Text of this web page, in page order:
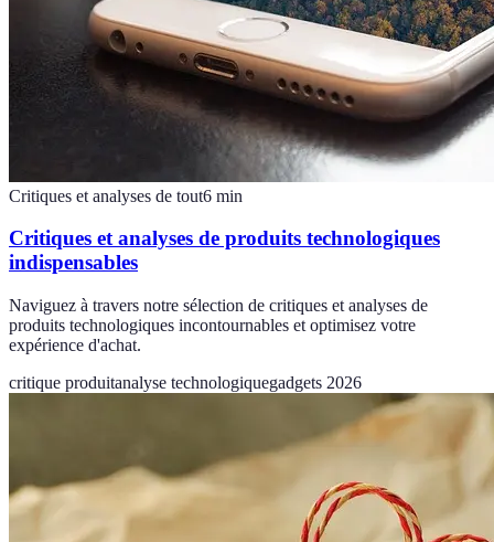
Critiques et analyses de tout6 min
Critiques et analyses de produits technologiques
indispensables
Naviguez à travers notre sélection de critiques et analyses de
produits technologiques incontournables et optimisez votre
expérience d'achat.
critique produitanalyse technologiquegadgets 2026